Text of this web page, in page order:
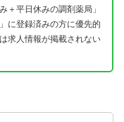
＋平日休みの調剤薬局」
に登録済みの方に優先的
求人情報が掲載されない